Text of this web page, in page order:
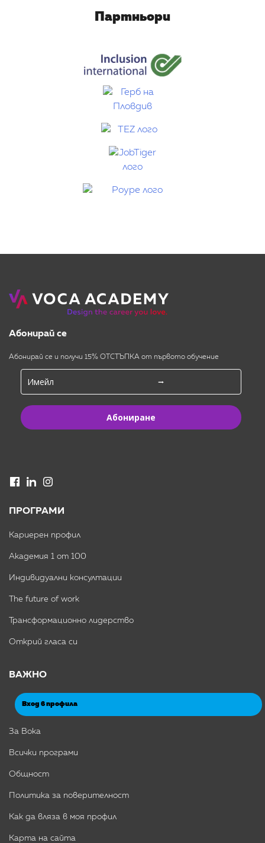
Партньори
Абонирай се
Абонирай се и получи 15% ОТСТЪПКА от първото обучение
Абониране
ПРОГРАМИ
Кариерен профил
Академия 1 от 100
Индивидуални консултации
The future of work
Трансформационно лидерство
Открий гласа си
ВАЖНО
Вход в профила
За Вока
Всички програми
Общност
Политика за поверителност
Как да вляза в моя профил
Карта на сайта